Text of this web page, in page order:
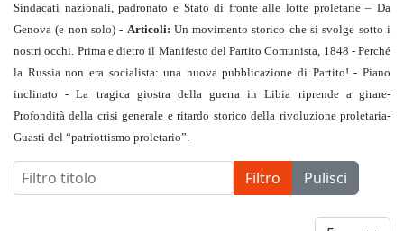
Sindacati nazionali, padronato e Stato di fronte alle lotte proletarie – Da
Genova (e non solo) - Articoli: Un movimento storico che si svolge sotto i
nostri occhi. Prima e dietro il Manifesto del Partito Comunista, 1848 - Perché
la Russia non era socialista: una nuova pubblicazione di Partito! - Piano
inclinato - La tragica giostra della guerra in Libia riprende a girare-
Profondità della crisi generale e ritardo storico della rivoluzione proletaria-
Guasti del “patriottismo proletario”.
Filtro titolo Filtro Pulisci
Visualizza #